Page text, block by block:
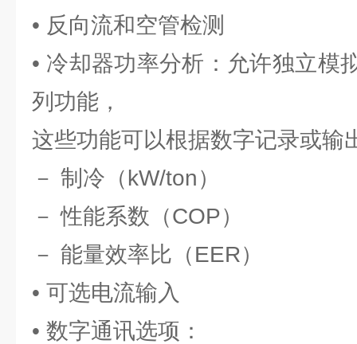
• 反向流和空管检测
• 冷却器功率分析：允许独立模
列功能，
这些功能可以根据数字记录或输
－ 制冷（kW/ton）
－ 性能系数（COP）
－ 能量效率比（EER）
• 可选电流输入
• 数字通讯选项：